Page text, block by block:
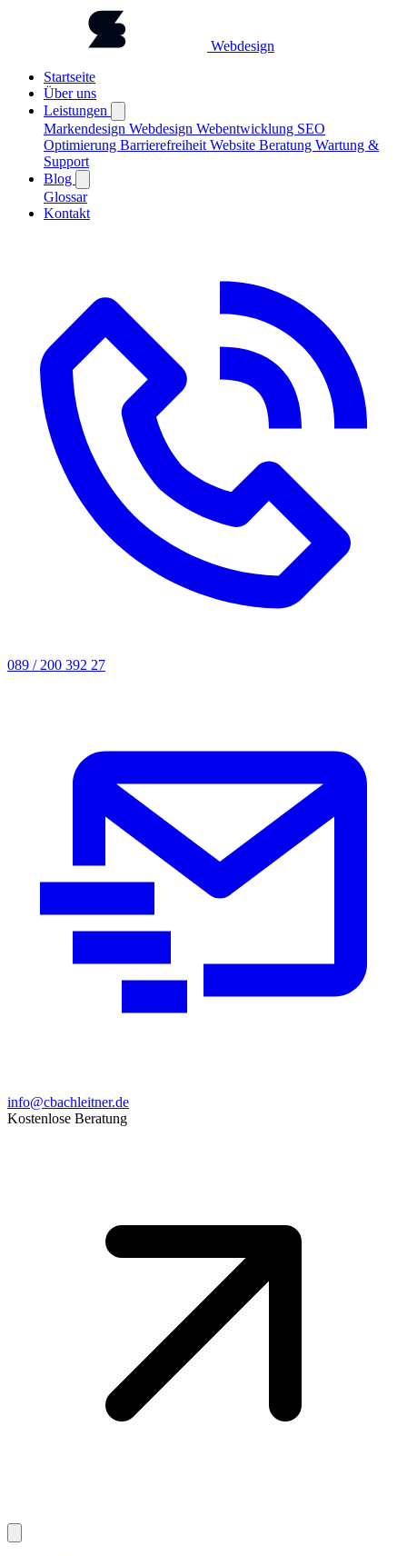
Webdesign
Startseite
Über uns
Leistungen
Markendesign Webdesign Webentwicklung SEO
Optimierung Barrierefreiheit Website Beratung Wartung &
Support
Blog
Glossar
Kontakt
089 / 200 392 27
info@cbachleitner.de
Kostenlose Beratung